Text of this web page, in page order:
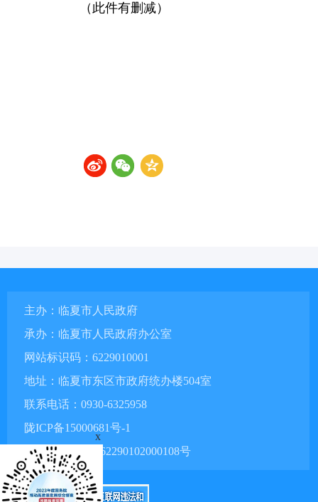
（此件有删减）
主办：临夏市人民政府
承办：临夏市人民政府办公室
网站标识码：6229010001
地址：临夏市东区市政府统办楼504室
联系电话：0930-6325958
陇ICP备15000681号-1
甘公网安备 62290102000108号
x